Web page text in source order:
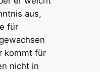
aus,
für
kommt für
nicht in